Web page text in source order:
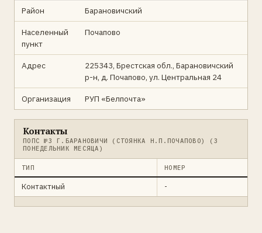
Район Барановичский
Населенный
пункт
Почапово
Адрес
225343, Брестская обл., Барановичский
р-н, д. Почапово, ул. Центральная 24
Организация РУП «Белпочта»
Контакты
ПОПС №3 Г.БАРАНОВИЧИ (СТОЯНКА Н.П.ПОЧАПОВО) (3
ПОНЕДЕЛЬНИК МЕСЯЦА)
ТИП НОМЕР
Контактный -